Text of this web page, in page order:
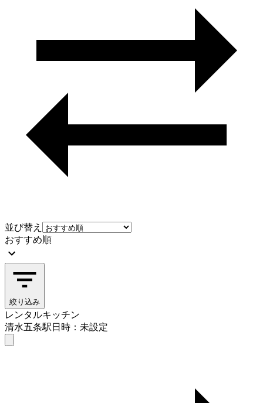
並び替え
おすすめ順
絞り込み
レンタルキッチン
清水五条駅日時：未設定